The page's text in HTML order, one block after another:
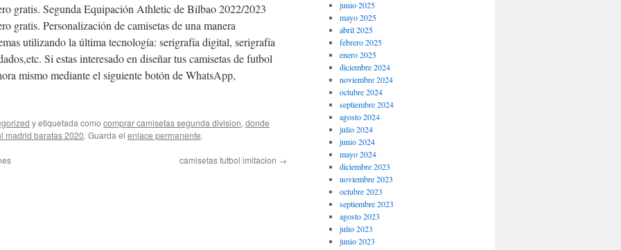
gratis. Segunda Equipación Athletic de Bilbao 2022/2023
gratis. Personalización de camisetas de una manera
utilizando la última tecnología: serigrafía digital, serigrafía
Si estas interesado en diseñar tus camisetas de futbol
mismo mediante el siguiente botón de WhatsApp,
y etiquetada como comprar camisetas segunda division, donde
madrid baratas 2020. Guarda el enlace permanente.
camisetas futbol imitacion →
junio 2025
mayo 2025
abril 2025
febrero 2025
enero 2025
diciembre 2024
noviembre 2024
octubre 2024
septiembre 2024
agosto 2024
julio 2024
junio 2024
mayo 2024
diciembre 2023
noviembre 2023
octubre 2023
septiembre 2023
agosto 2023
julio 2023
junio 2023